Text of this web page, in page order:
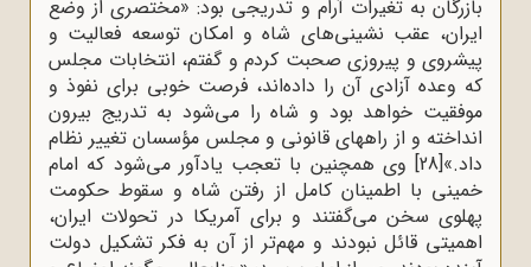
بازرگان به تغیرات آرام و تدریجی بود: «مختصری از وضع
ایران، عقب نشینی‌های شاه و امکان توسعه فعالیت و
پیشروی و پیروزی صحبت کردم و گفتم، انتخابات مجلس
که وعده آزادی آن را داده‌اند، فرصت خوبی برای نفوذ و
موفقیت خواهد بود و شاه را می‌شود به تدریج بیرون
انداخته و از راههای قانونی و مجلس مؤسسان تغییر نظام
داد.»[28] وی همچنین با تعجب یادآور می‌شود که امام
خمینی با اطمینان کامل از رفتن شاه و سقوط حکومت
پهلوی سخن می‌گفتند و برای آمریکا در تحولات ایران،
اهمیتی قائل نبودند و مهم‌تر از آن به فکر تشکیل دولت